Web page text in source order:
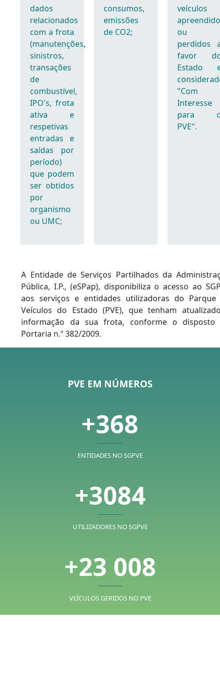
dados
relacionados
com a frota
(manutenções,
sinistros,
transações
de
combustível,
IPO's, frota
ativa e
respetivas
entradas e
saídas por
período)
que podem
ser obtidos
por
organismo
ou UMC;
consumos,
emissões
de CO2;
veículos
ou
perdidos
favor
Estado
"Com
Interesse
para
PVE".
A Entidade de Serviços Partilhados da
Pública, I.P., (eSPap), disponibiliza o acesso ao
aos serviços e entidades utilizadoras do Parque
Veículos do Estado (PVE), que tenham
informação da sua frota, conforme o disposto
Portaria n.º 382/2009.
PVE EM NÚMEROS
368
ENTIDADES NO SGPVE
3084
UTILIZADORES NO SGPVE
23 008
VEÍCULOS GERIDOS NO PVE